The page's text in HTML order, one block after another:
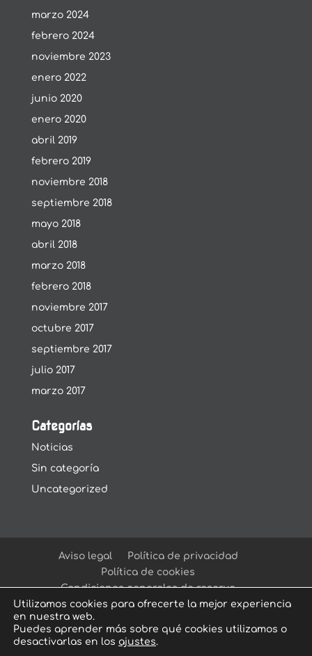
marzo 2024
febrero 2024
noviembre 2023
enero 2022
junio 2020
enero 2020
abril 2019
febrero 2019
noviembre 2018
septiembre 2018
mayo 2018
abril 2018
marzo 2018
febrero 2018
noviembre 2017
octubre 2017
septiembre 2017
julio 2017
marzo 2017
Categorías
Noticias
Sin categoría
Uncategorized
Aviso legal
Política de privacidad
Política de cookies
Condiciones generales de reserva
Utilizamos cookies para ofrecerte la mejor experiencia
en nuestra web.
Puedes aprender más sobre qué cookies utilizamos o
desactivarlas en los ajustes.